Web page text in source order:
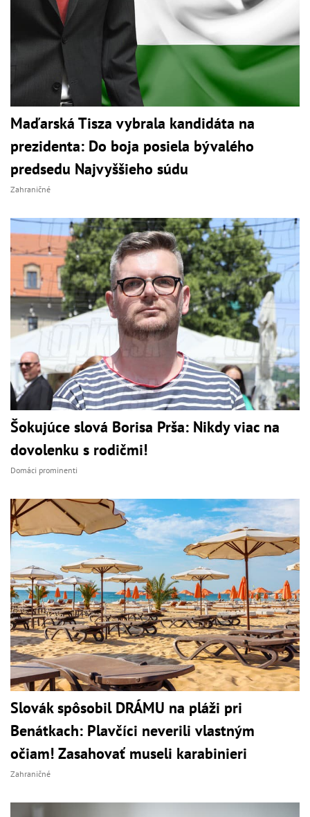
Maďarská Tisza vybrala kandidáta na
prezidenta: Do boja posiela bývalého
predsedu Najvyššieho súdu
Zahraničné
Šokujúce slová Borisa Prša: Nikdy viac na
dovolenku s rodičmi!
Domáci prominenti
Slovák spôsobil DRÁMU na pláži pri
Benátkach: Plavčíci neverili vlastným
očiam! Zasahovať museli karabinieri
Zahraničné